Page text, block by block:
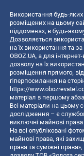
Використання будь-яких
розміщених на цьому
піддоменах, в будь-
Дозволяється
на їх використання та
OBOZ.UA, а для
дозволу на їх
розміщення прямого,
гіперпосилання на
https://
матеріал в першому
Всі матеріали на цьому
дослідження – є
виключні майнові
На всі опубліковані
майнові права, які
права та суміжні